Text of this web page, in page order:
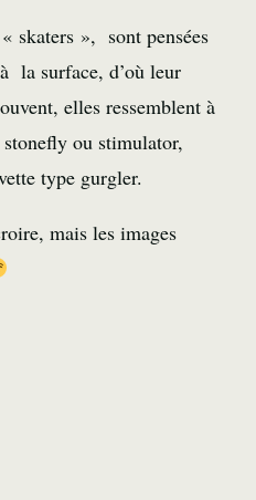
skaters », sont pensées
la surface, d’où leur
elles ressemblent à
ou stimulator,
type gurgler.
mais les images